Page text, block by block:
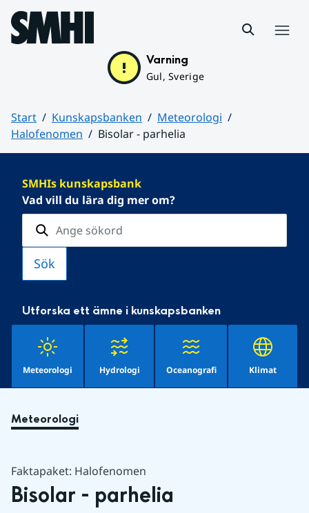
Hoppa till sidans innehåll
Varning
Gul, Sverige
Start Kunskapsbanken
Meteorologi
Halofenomen
Bisolar - parhelia
SMHIs kunskapsbank
Vad vill du lära dig mer om?
Utforska ett ämne i kunskapsbanken
Meteorologi Hydrologi Oceanografi Klimat
Meteorologi
Faktapaket: Halofenomen
Bisolar - parhelia